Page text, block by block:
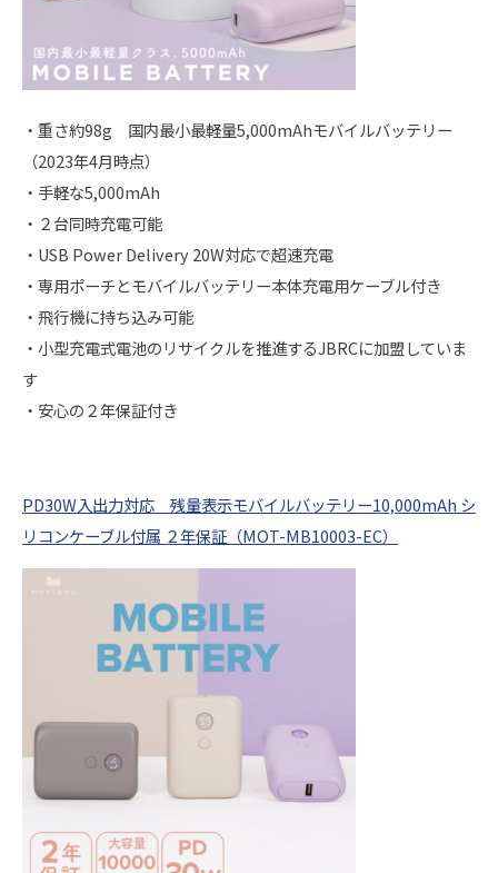
・重さ約98g 国内最小最軽量5,000mAhモバイルバッテリー
（2023年4月時点）
・手軽な5,000mAh
・２台同時充電可能
・USB Power Delivery 20W対応で超速充電
・専用ポーチとモバイルバッテリー本体充電用ケーブル付き
・飛行機に持ち込み可能
・小型充電式電池のリサイクルを推進するJBRCに加盟していま
す
・安心の２年保証付き
PD30W入出力対応 残量表示モバイルバッテリー10,000mAh シ
リコンケーブル付属 ２年保証（MOT-MB10003-EC）